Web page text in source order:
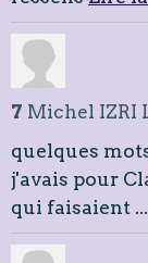
7 Michel IZRI
quelques
j'avais pour
qui faisaient ...